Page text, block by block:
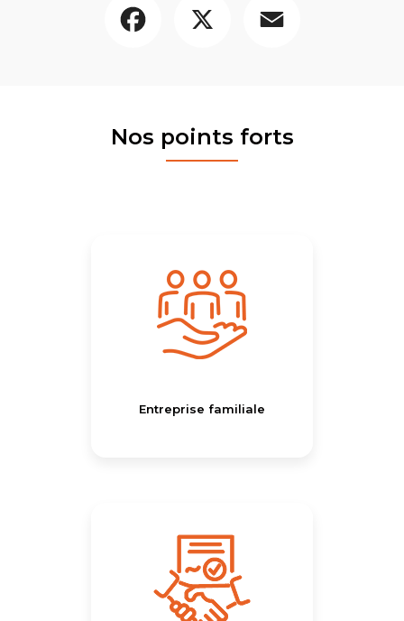
Nos points forts
Entreprise familiale